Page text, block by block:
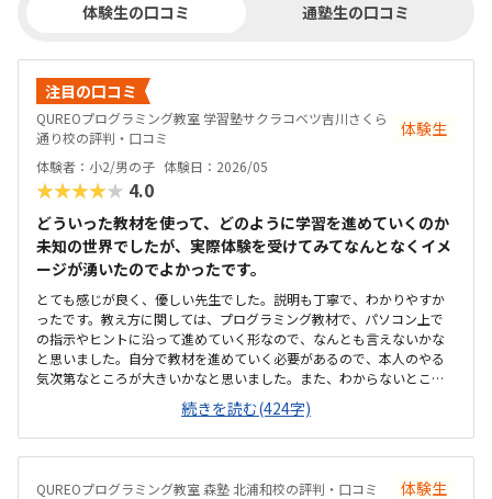
体験生の口コミ 通塾生の口コミ
注目の口コミ
QUREOプログラミング教室 学習塾サクラコベツ吉川さくら
通り校の評判・口コミ
体験生
体験者：小2/男の子 体験日：2026/05
★★★★★ 4.0
どういった教材を使って、どのように学習を進めていくのか
未知の世界でしたが、実際体験を受けてみてなんとなくイメ
ージが湧いたのでよかったです。
とても感じが良く、優しい先生でした。説明も丁寧で、わかりやすか
ったです。教え方に関しては、プログラミング教材で、パソコン上で
の指示やヒントに沿って進めていく形なので、なんとも言えないかな
と思いました。自分で教材を進めていく必要があるので、本人のやる
気次第なところが大きいかなと思いました。また、わからないところ
をわからないまま適当に進めず、きちんと質問し、確認しながらでき
るかどうかが懸念点です。家から近く、徒歩で子ども1人でも通わせる
ことができそうなので、そこは魅力的だなと思いました。こじんまり
とした教室ですが、机や椅子は綺麗でした。余計なものが置かれてい
続きを読む(424字)
QUREOプログラミング教室 森塾 北浦和校の評判・口コミ 体験生